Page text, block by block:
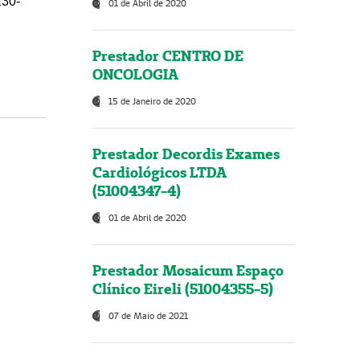
01 de Abril de 2020
Prestador CENTRO DE
ONCOLOGIA
15 de Janeiro de 2020
Prestador Decordis Exames
Cardiológicos LTDA
(51004347-4)
01 de Abril de 2020
Prestador Mosaicum Espaço
Clínico Eireli (51004355-5)
07 de Maio de 2021